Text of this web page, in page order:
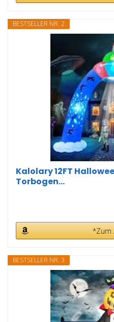
BESTSELLER NR. 2
Kalolary 12FT
Torbogen...
*Zum
BESTSELLER NR. 3